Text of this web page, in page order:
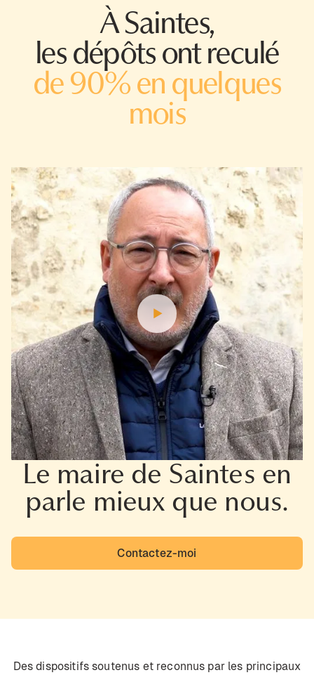
À Saintes,
les dépôts ont reculé
de 90% en quelques
mois
Le maire de Saintes en
parle mieux que nous.
Contactez-moi
Des dispositifs soutenus et reconnus par les principaux